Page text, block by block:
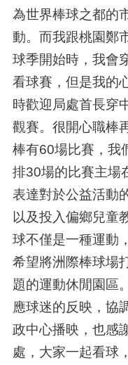
為世界棒球之都的
動。而我跟桃園鄭
球季開始時，我會
看球賽，但是我的
時歡迎局處首長穿
觀賽。很開心職棒
棒有60場比賽，我
排30場的比賽主場
表達對於公益活動
以及投入偏鄉兒童
球不僅是一種運動
希望將洲際棒球場
題的運動休閒園區
應球迷的反映，協
政中心播映，也感
處，大家一起看球